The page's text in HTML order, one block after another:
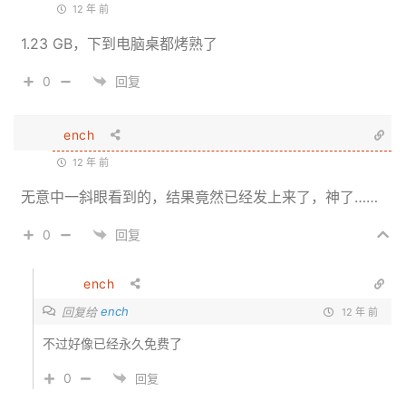
12 年 前
1.23 GB，下到电脑桌都烤熟了
0 回复
ench
12 年 前
无意中一斜眼看到的，结果竟然已经发上来了，神了……
0 回复
ench
回复给ench 12 年 前
不过好像已经永久免费了
0 回复